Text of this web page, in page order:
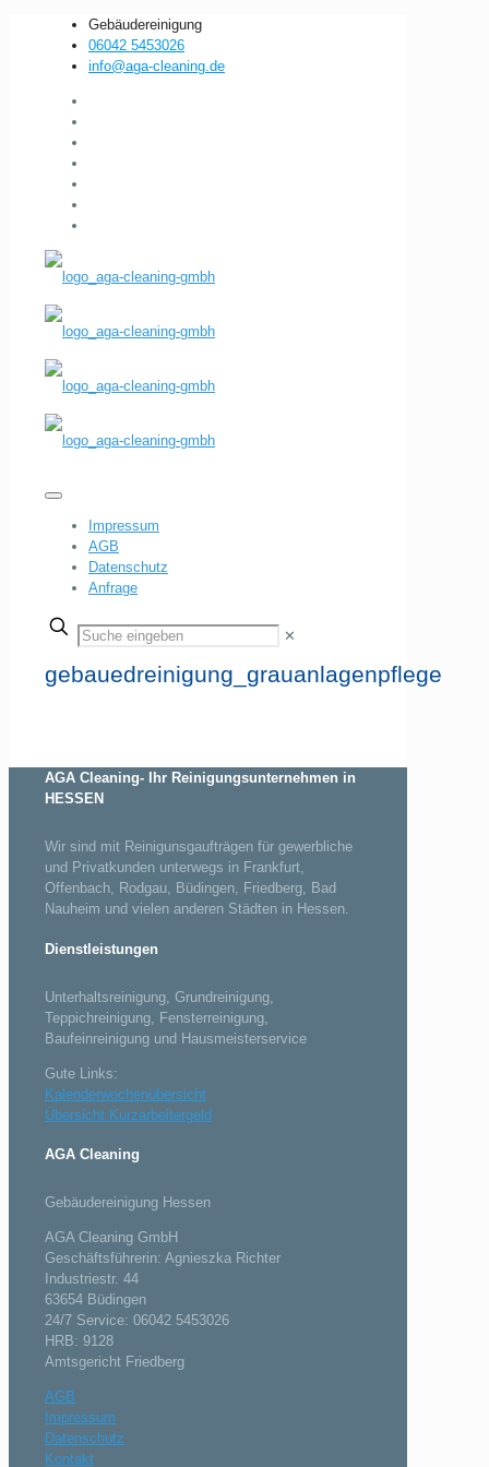
Gebäudereinigung
06042 5453026
info@aga-cleaning.de
Impressum
AGB
Datenschutz
Anfrage
✕
gebauedreinigung_grauanlagenpflege
AGA Cleaning- Ihr Reinigungsunternehmen in
HESSEN
Wir sind mit Reinigunsgaufträgen für gewerbliche
und Privatkunden unterwegs in Frankfurt,
Offenbach, Rodgau, Büdingen, Friedberg, Bad
Nauheim und vielen anderen Städten in Hessen.
Dienstleistungen
Unterhaltsreinigung, Grundreinigung,
Teppichreinigung, Fensterreinigung,
Baufeinreinigung und Hausmeisterservice
Gute Links:
Kalenderwochenübersicht
Übersicht Kurzarbeitergeld
AGA Cleaning
Gebäudereinigung Hessen
AGA Cleaning GmbH
Geschäftsführerin: Agnieszka Richter
Industriestr. 44
63654 Büdingen
24/7 Service: 06042 5453026
HRB: 9128
Amtsgericht Friedberg
AGB
Impressum
Datenschutz
Kontakt